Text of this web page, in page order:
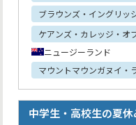
ブラウンズ・イングリッ
ケアンズ・カレッジ・オ
ニュージーランド
マウントマウンガヌイ・
中学生・高校生の夏